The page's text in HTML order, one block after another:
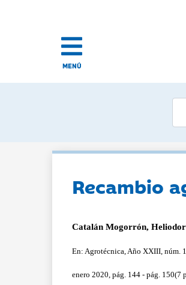
MENÚ
Recambio
Catalán Mogorrón,
En: Agrotécnica, Año XXIII, núm. 1
enero 2020, pág. 144 - pág. 150(7